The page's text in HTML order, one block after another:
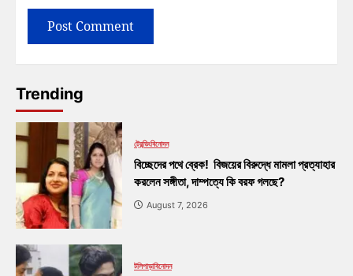
Trending
ট্রেন্ডিংবিনোদন
বিচ্ছেদের পথে ব্রেক! বিজয়ের বিরুদ্ধে মামলা প্রত্যাহার
করলেন সঙ্গীতা, দাম্পত্যে কি বরফ গলছে?
August 7, 2026
টলিপাড়াবিনোদন